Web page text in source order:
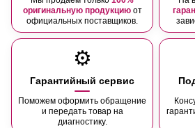
оригинальную продукцию от
официальных поставщиков.
⚙️
Гарантийный сервис
Поможем оформить обращение
и передать товар на
диагностику.